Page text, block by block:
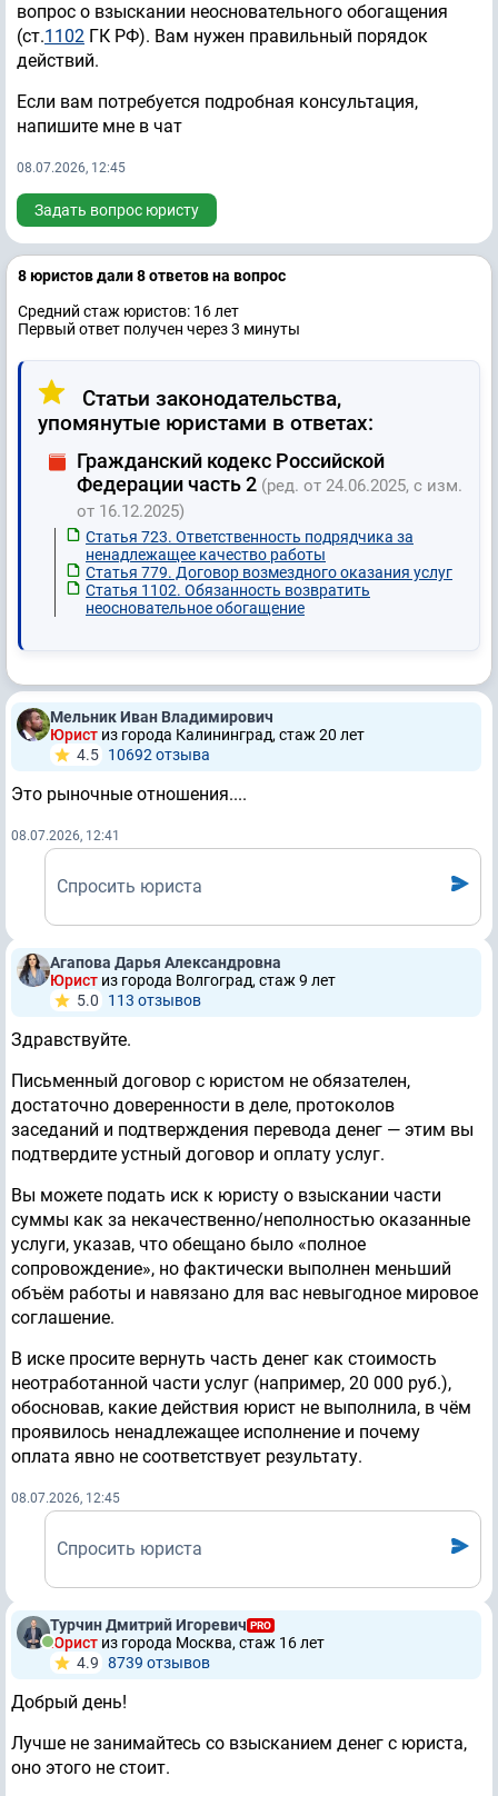
вопрос о взыскании неосновательного обогащения
(ст.1102 ГК РФ). Вам нужен правильный порядок
действий.
Если вам потребуется подробная консультация,
напишите мне в чат
08.07.2026, 12:45
Задать вопрос юристу
8 юристов дали 8 ответов на вопрос
Средний стаж юристов: 16 лет
Первый ответ получен через 3 минуты
Статьи законодательства,
упомянутые юристами в ответах:
Гражданский кодекс Российской
Федерации часть 2 (ред. от 24.06.2025, с изм.
от 16.12.2025)
Статья 723. Ответственность подрядчика за
ненадлежащее качество работы
Статья 779. Договор возмездного оказания услуг
Статья 1102. Обязанность возвратить
неосновательное обогащение
Мельник Иван Владимирович
Юрист из города Калининград, стаж 20 лет
4.5 10692 отзывa
Это рыночные отношения....
08.07.2026, 12:41
Спросить юриста
Агапова Дарья Александровна
Юрист из города Волгоград, стаж 9 лет
5.0
113 отзывов
Здравствуйте.
Письменный договор с юристом не обязателен,
достаточно доверенности в деле, протоколов
заседаний и подтверждения перевода денег — этим вы
подтвердите устный договор и оплату услуг.
Вы можете подать иск к юристу о взыскании части
суммы как за некачественно/неполностью оказанные
услуги, указав, что обещано было «полное
сопровождение», но фактически выполнен меньший
объём работы и навязано для вас невыгодное мировое
соглашение.
В иске просите вернуть часть денег как стоимость
неотработанной части услуг (например, 20 000 руб.),
обосновав, какие действия юрист не выполнила, в чём
проявилось ненадлежащее исполнение и почему
оплата явно не соответствует результату.
08.07.2026, 12:45
Спросить юриста
Турчин Дмитрий Игоревич PRO
Юрист из города Москва, стаж 16 лет
4.9 8739 отзывов
Добрый день!
Лучше не занимайтесь со взысканием денег с юриста,
оно этого не стоит.